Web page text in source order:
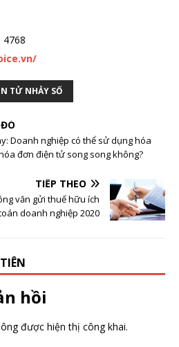
4768
TỬ NHẢY SỐ
Doanh nghiệp có thể sử dụng hóa
đơn điện tử song song không?
TIẾP THEO
văn gửi thuế hữu ích
doanh nghiệp 2020
hồi
được hiện thị công khai.